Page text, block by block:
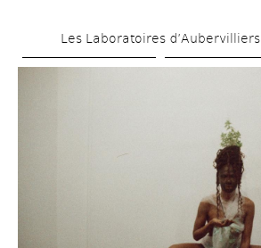
to
main
Les Laboratoires d’Aubervilliers